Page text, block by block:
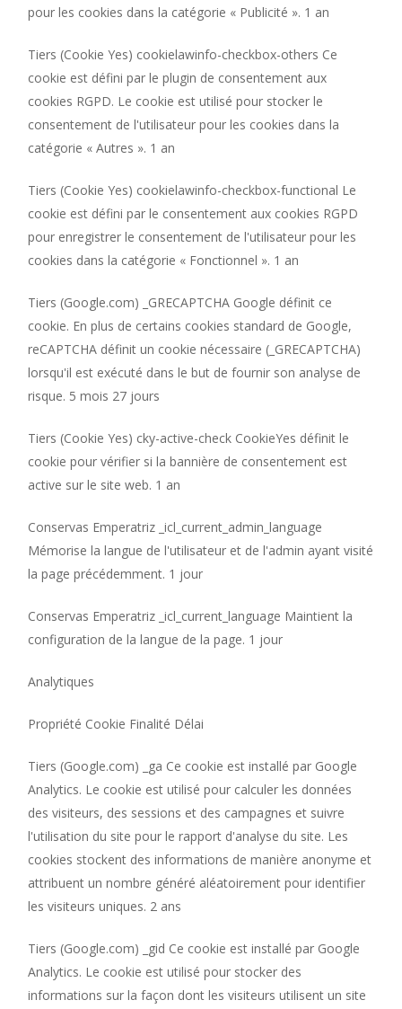
pour les cookies dans la catégorie « Publicité ». 1 an
Tiers (Cookie Yes) cookielawinfo-checkbox-others Ce
cookie est défini par le plugin de consentement aux
cookies RGPD. Le cookie est utilisé pour stocker le
consentement de l'utilisateur pour les cookies dans la
catégorie « Autres ». 1 an
Tiers (Cookie Yes) cookielawinfo-checkbox-functional Le
cookie est défini par le consentement aux cookies RGPD
pour enregistrer le consentement de l'utilisateur pour les
cookies dans la catégorie « Fonctionnel ». 1 an
Tiers (Google.com) _GRECAPTCHA Google définit ce
cookie. En plus de certains cookies standard de Google,
reCAPTCHA définit un cookie nécessaire (_GRECAPTCHA)
lorsqu'il est exécuté dans le but de fournir son analyse de
risque. 5 mois 27 jours
Tiers (Cookie Yes) cky-active-check CookieYes définit le
cookie pour vérifier si la bannière de consentement est
active sur le site web. 1 an
Conservas Emperatriz _icl_current_admin_language
Mémorise la langue de l'utilisateur et de l'admin ayant visité
la page précédemment. 1 jour
Conservas Emperatriz _icl_current_language Maintient la
configuration de la langue de la page. 1 jour
Analytiques
Propriété Cookie Finalité Délai
Tiers (Google.com) _ga Ce cookie est installé par Google
Analytics. Le cookie est utilisé pour calculer les données
des visiteurs, des sessions et des campagnes et suivre
l'utilisation du site pour le rapport d'analyse du site. Les
cookies stockent des informations de manière anonyme et
attribuent un nombre généré aléatoirement pour identifier
les visiteurs uniques. 2 ans
Tiers (Google.com) _gid Ce cookie est installé par Google
Analytics. Le cookie est utilisé pour stocker des
informations sur la façon dont les visiteurs utilisent un site